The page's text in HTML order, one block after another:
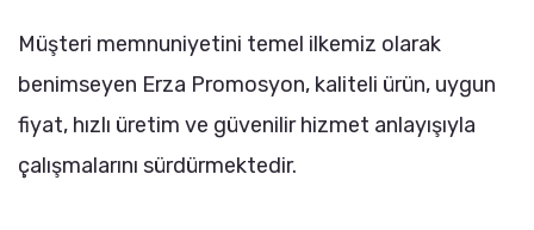
Müşteri memnuniyetini temel ilkemiz olarak
benimseyen Erza Promosyon, kaliteli ürün, uygun
fiyat, hızlı üretim ve güvenilir hizmet anlayışıyla
çalışmalarını sürdürmektedir.